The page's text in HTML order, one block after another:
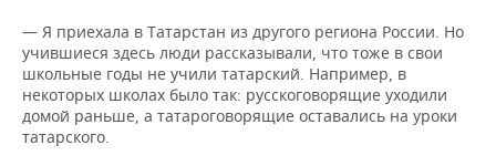
— Я приехала в Татарстан из другого региона России. Но
учившиеся здесь люди рассказывали, что тоже в свои
школьные годы не учили татарский. Например, в
некоторых школах было так: русскоговорящие уходили
домой раньше, а татароговорящие оставались на уроки
татарского.